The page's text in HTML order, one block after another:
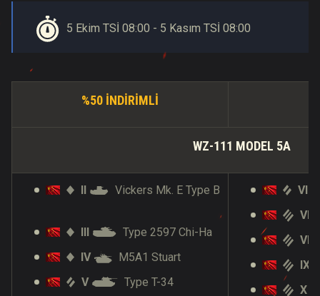
5 Ekim TSİ 08:00 - 5 Kasım TSİ 08:00
%50 INDIRIMLI
WZ-111 MODEL 5A
II Vickers Mk. E Type B
III
Type 2597 Chi-Ha
IV
M5A1 Stuart
V
Type T-34
VI
VII
VIII
IX
X